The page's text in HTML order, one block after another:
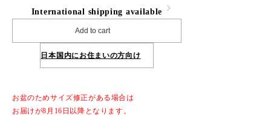
International shipping available
Add to cart
日本国内にお住まいの方向け
お盆のためサイズ修正がある場合は
お届けが8月16日以降となります。